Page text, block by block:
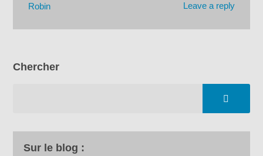
Leave a reply
Robin
Chercher
Sur le blog :